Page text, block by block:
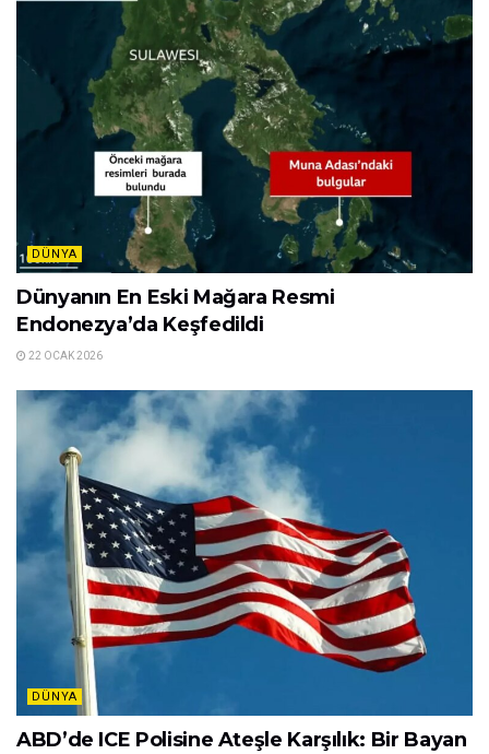
DÜNYA
Dünyanın En Eski Mağara Resmi
Endonezya’da Keşfedildi
22 OCAK 2026
DÜNYA
ABD’de ICE Polisine Ateşle Karşılık: Bir Bayan